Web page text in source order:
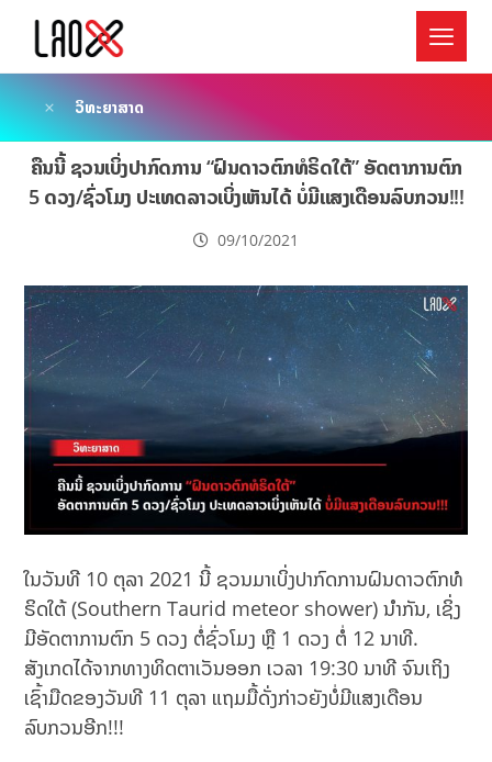
ວິທະຍາສາດ
ຄືນນີ້ ຊວນເບິ່ງປາກົດການ “ຝົນດາວຕົກທໍຣິດໃຕ້” ອັດຕາການຕົກ
5 ດວງ/ຊົ່ວໂມງ ປະເທດລາວເບິ່ງເຫັນໄດ້ ບໍ່ມີແສງເດືອນລົບກວນ!!!
09/10/2021
ໃນວັນທີ 10 ຕຸລາ 2021 ນີ້ ຊວນມາເບິ່ງປາກົດການຝົນດາວຕົກທໍ
ຣິດໃຕ້ (Southern Taurid meteor shower) ນຳກັນ, ເຊິ່ງ
ມີອັດຕາການຕົກ 5 ດວງ ຕໍ່ຊົ່ວໂມງ ຫຼື 1 ດວງ ຕໍ່ 12 ນາທີ.
ສັງເກດໄດ້ຈາກທາງທິດຕາເວັນອອກ ເວລາ 19:30 ນາທີ ຈົນເຖິງ
ເຊົ້າມືດຂອງວັນທີ 11 ຕຸລາ ແຖມມື້ດັ່ງກ່າວຍັງບໍ່ມີແສງເດືອນ
ລົບກວນອີກ!!!